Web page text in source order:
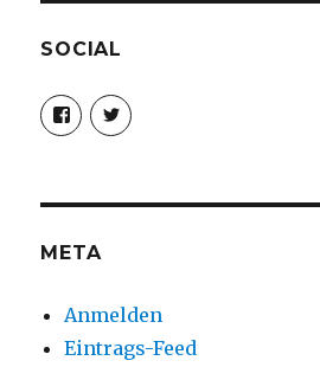
SOCIAL
Profil
von
christoph.fleischer1
anzeigen
Profil
von
anzeigen
META
Anmelden
Eintrags-Feed